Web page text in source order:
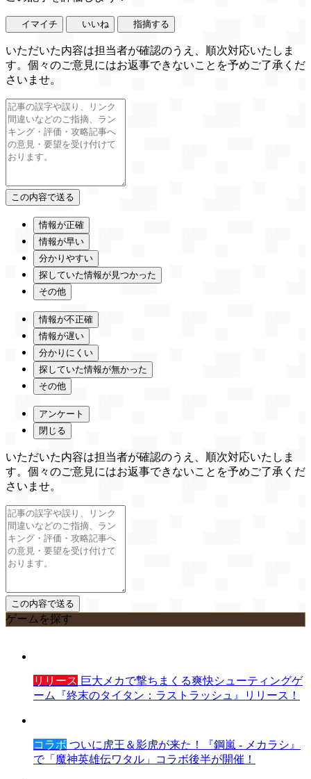
イマイチ いいね 指摘する
いただいた内容は担当者が確認のうえ、順次対応いたしま
す。個々のご意見にはお返事できないことを予めご了承くだ
さいませ。
情報が正確
情報が早い
分かりやすい
探していた情報が見つかった
その他
情報が不正確
情報が遅い
分かりにくい
探していた情報が無かった
その他
アンケート
閉じる
いただいた内容は担当者が確認のうえ、順次対応いたしま
す。個々のご意見にはお返事できないことを予めご了承くだ
さいませ。
ゲームを探す
リリース 巨大メカで撃ちまくる爽快シューティングゲ
ーム『終末のタイタン：ラストラッシュ』リリース！
コラボ ついに虎王＆影虎が来た！『鋼嵐 - メカラシ』
で「魔神英雄伝ワタル」コラボ後半が開催！